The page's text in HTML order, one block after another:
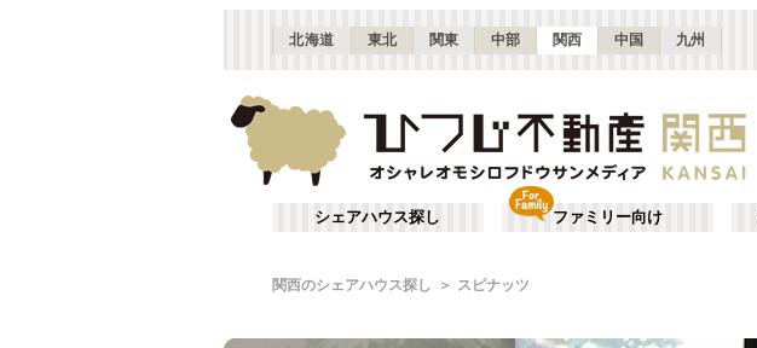
北海道 東北 関東 中部 関西 中国 九州
シェアハウス探し ファミリー向け
関西のシェアハウス探し スピナッツ